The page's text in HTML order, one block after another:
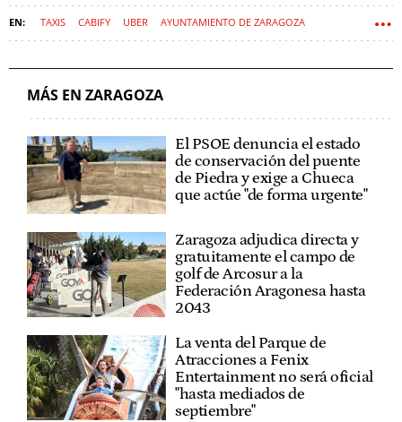
TAXIS CABIFY UBER AYUNTAMIENTO DE ZARAGOZA
MÁS EN ZARAGOZA
El PSOE denuncia el estado
de conservación del puente
de Piedra y exige a Chueca
que actúe "de forma urgente"
Zaragoza adjudica directa y
gratuitamente el campo de
golf de Arcosur a la
Federación Aragonesa hasta
2043
La venta del Parque de
Atracciones a Fenix
Entertainment no será oficial
"hasta mediados de
septiembre"